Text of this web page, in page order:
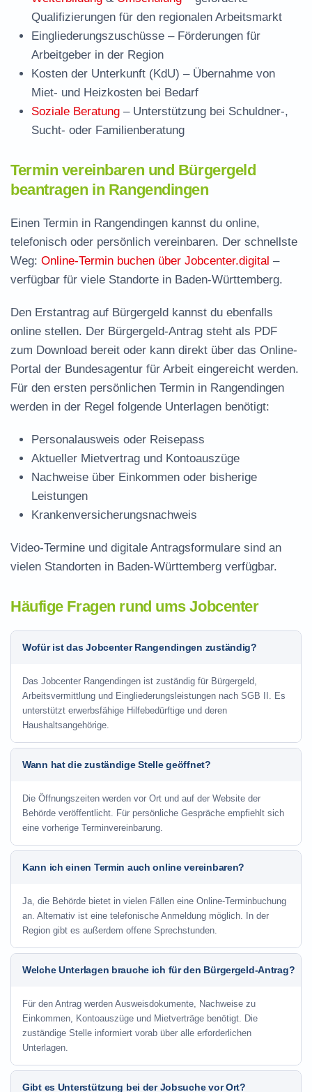
Qualifizierungen für den regionalen Arbeitsmarkt
Eingliederungszuschüsse – Förderungen für
Arbeitgeber in der Region
Kosten der Unterkunft (KdU) – Übernahme von
Miet- und Heizkosten bei Bedarf
Soziale Beratung – Unterstützung bei Schuldner-,
Sucht- oder Familienberatung
Termin vereinbaren und Bürgergeld
beantragen in Rangendingen
Einen Termin in Rangendingen kannst du online,
telefonisch oder persönlich vereinbaren. Der schnellste
Weg: Online-Termin buchen über Jobcenter.digital –
verfügbar für viele Standorte in Baden-Württemberg.
Den Erstantrag auf Bürgergeld kannst du ebenfalls
online stellen. Der Bürgergeld-Antrag steht als PDF
zum Download bereit oder kann direkt über das Online-
Portal der Bundesagentur für Arbeit eingereicht werden.
Für den ersten persönlichen Termin in Rangendingen
werden in der Regel folgende Unterlagen benötigt:
Personalausweis oder Reisepass
Aktueller Mietvertrag und Kontoauszüge
Nachweise über Einkommen oder bisherige
Leistungen
Krankenversicherungsnachweis
Video-Termine und digitale Antragsformulare sind an
vielen Standorten in Baden-Württemberg verfügbar.
Häufige Fragen rund ums Jobcenter
Wofür ist das Jobcenter Rangendingen zuständig?
Das Jobcenter Rangendingen ist zuständig für Bürgergeld,
Arbeitsvermittlung und Eingliederungsleistungen nach SGB II. Es
unterstützt erwerbsfähige Hilfebedürftige und deren
Haushaltsangehörige.
Wann hat die zuständige Stelle geöffnet?
Die Öffnungszeiten werden vor Ort und auf der Website der
Behörde veröffentlicht. Für persönliche Gespräche empfiehlt sich
eine vorherige Terminvereinbarung.
Kann ich einen Termin auch online vereinbaren?
Ja, die Behörde bietet in vielen Fällen eine Online-Terminbuchung
an. Alternativ ist eine telefonische Anmeldung möglich. In der
Region gibt es außerdem offene Sprechstunden.
Welche Unterlagen brauche ich für den Bürgergeld-Antrag?
Für den Antrag werden Ausweisdokumente, Nachweise zu
Einkommen, Kontoauszüge und Mietverträge benötigt. Die
zuständige Stelle informiert vorab über alle erforderlichen
Unterlagen.
Gibt es Unterstützung bei der Jobsuche vor Ort?